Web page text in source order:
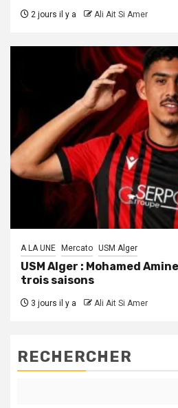
2 jours il y a Ali Ait Si Amer
A LA UNE Mercato USM Alger
USM Alger : Mohamed
trois saisons
3 jours il y a Ali Ait Si Amer
RECHERCHER